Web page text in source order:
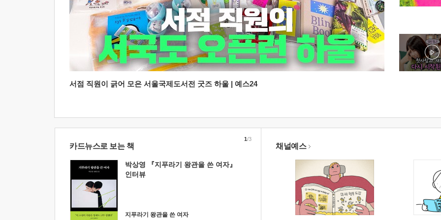
서점 직원이 긁어 모은 서울국제도서전 굿즈 하울 | 예스24
카드뉴스로 보는 책
박상영 『지푸라기 왕관을 쓴 여자』
인터뷰
지푸라기 왕관을 쓴 여자
1/3
채널예스